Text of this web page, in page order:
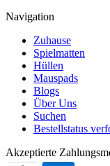
Navigation
Zuhause
Spielmatten
Hüllen
Mauspads
Blogs
Über Uns
Suchen
Bestellstatus
Akzeptierte